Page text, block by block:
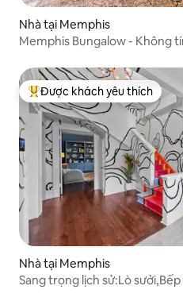
Nhà tại Memphis
Memphis Bungalow - Không
Được khách yêu thích nhất
Được khách yêu thích
Nhà tại Memphis
Sang trọng lịch sử:Lò